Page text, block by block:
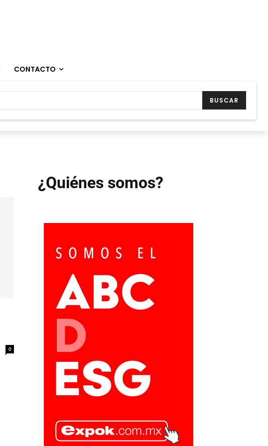
CONTACTO
BUSCAR
0
¿Quiénes somos?